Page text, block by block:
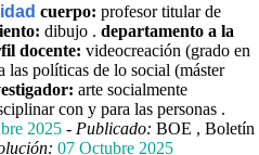
cuerpo: profesor titular de
dibujo . departamento a la
docente: videocreación (grado en
las políticas de lo social (máster
arte socialmente
con y para las personas .
2025 - Publicado: BOE , Boletín
07 Octubre 2025